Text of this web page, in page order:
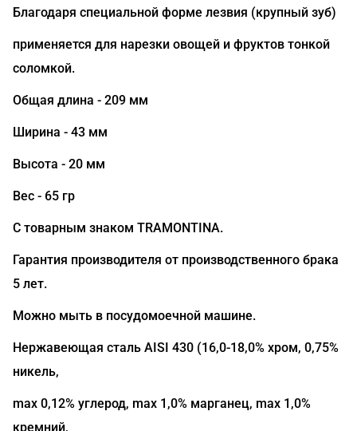
Благодаря специальной форме лезвия (крупный зуб)
применяется для нарезки овощей и фруктов тонкой
соломкой.
Общая длина - 209 мм
Ширина - 43 мм
Высота - 20 мм
Вес - 65 гр
С товарным знаком TRAMONTINA.
Гарантия производителя от производственного брака
5 лет.
Можно мыть в посудомоечной машине.
Нержавеющая сталь AISI 430 (16,0-18,0% хром, 0,75%
никель,
max 0,12% углерод, max 1,0% марганец, max 1,0%
кремний,